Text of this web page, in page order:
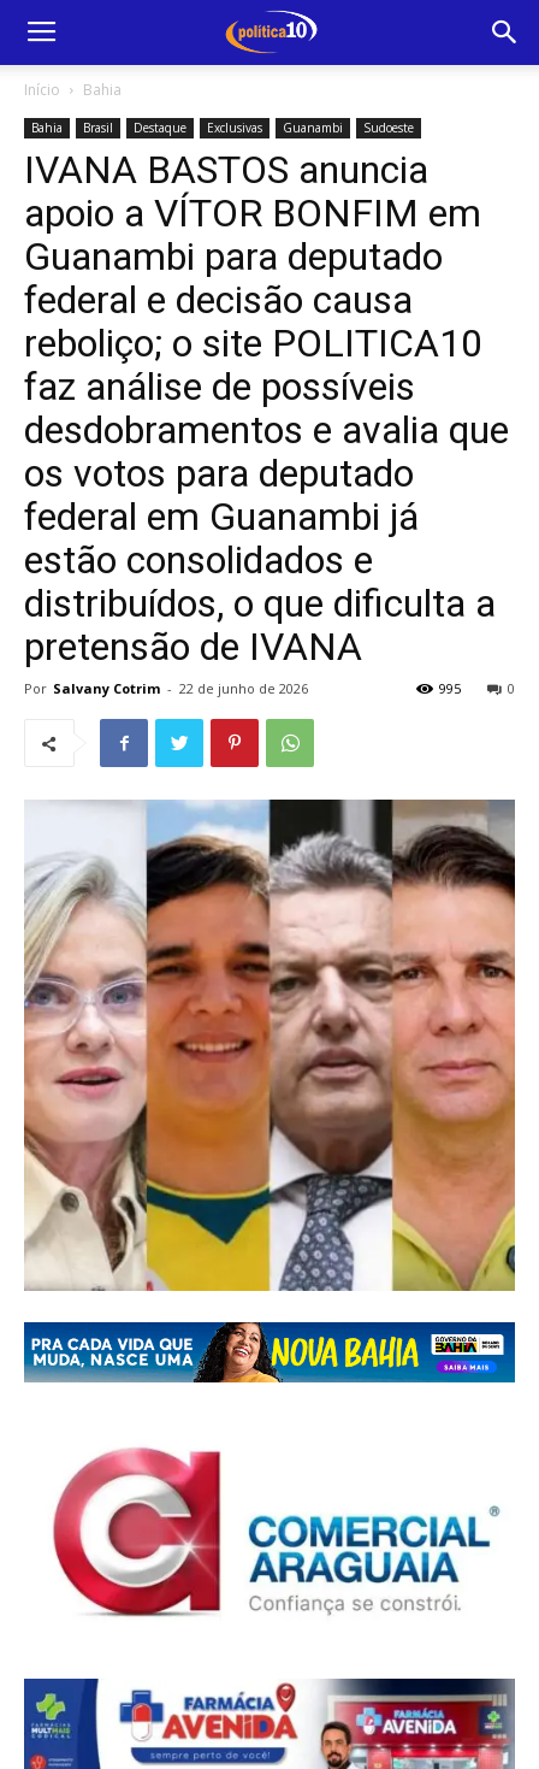
Início Bahia
Bahia Brasil Destaque Exclusivas Guanambi Sudoeste
IVANA BASTOS anuncia
apoio a VÍTOR BONFIM em
Guanambi para deputado
federal e decisão causa
reboliço; o site POLITICA10
faz análise de possíveis
desdobramentos e avalia que
os votos para deputado
federal em Guanambi já
estão consolidados e
distribuídos, o que dificulta a
pretensão de IVANA
Por Salvany Cotrim - 22 de junho de 2026 0
995